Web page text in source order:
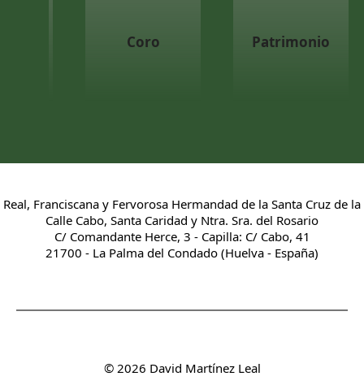
Coro Patrimonio
Real, Franciscana y Fervorosa Hermandad de la Santa Cruz de la
Calle Cabo, Santa Caridad y Ntra. Sra. del Rosario
C/ Comandante Herce, 3 - Capilla: C/ Cabo, 41
21700 - La Palma del Condado (Huelva - España)
© 2026 David Martínez Leal